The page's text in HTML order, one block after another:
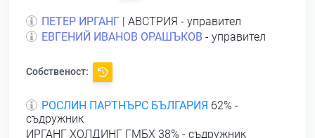
ПЕТЕР ИРГАНГ | АВСТРИЯ - управител
ЕВГЕНИЙ ИВАНОВ ОРАШЪКОВ - управител
Собственост:
РОСЛИН ПАРТНЪРС БЪЛГАРИЯ 62% -
съдружник
ИРГАНГ ХОЛДИНГ ГМБХ 38% - съдружник